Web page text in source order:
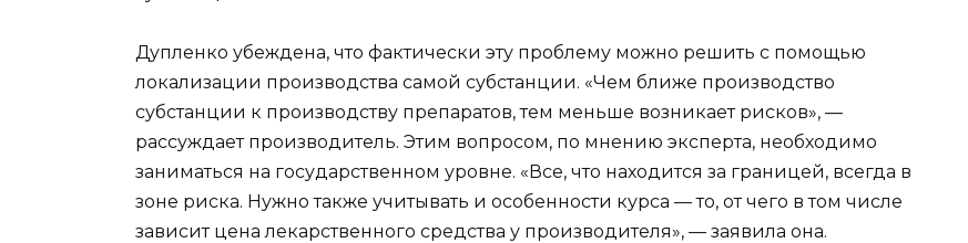
Дупленко убеждена, что фактически эту проблему можно решить с помощью
локализации производства самой субстанции. «Чем ближе производство
субстанции к производству препаратов, тем меньше возникает рисков», —
рассуждает производитель. Этим вопросом, по мнению эксперта, необходимо
заниматься на государственном уровне. «Все, что находится за границей, всегда в
зоне риска. Нужно также учитывать и особенности курса — то, от чего в том числе
зависит цена лекарственного средства у производителя», — заявила она.